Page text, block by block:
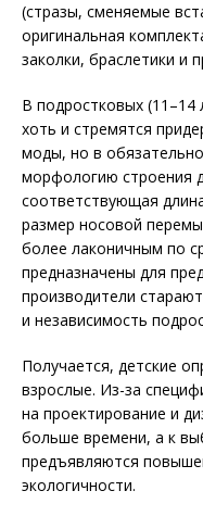
(стразы, сменяемые
оригинальная
заколки, браслетики и
В подростковых (11–14
хоть и стремятся
моды, но в
морфологию строения
соответствующая
размер носовой
более лаконичным по
предназначены для
производители
и независимость
Получается, детские
взрослые. Из-за
на проектирование и
больше времени, а к
предъявляются
экологичности.